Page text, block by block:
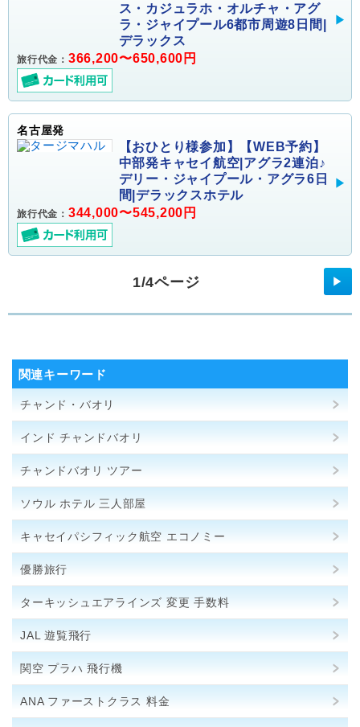
ス・カジュラホ・オルチャ・アグ
ラ・ジャイプール6都市周遊8日間|
デラックス
旅行代金： 366,200〜650,600円
名古屋発
【おひとり様参加】【WEB予約】
中部発キャセイ航空|アグラ2連泊♪
デリー・ジャイプール・アグラ6日
間|デラックスホテル
旅行代金： 344,000〜545,200円
1/4ページ ▶
関連キーワード
チャンド・バオリ
インド チャンドバオリ
チャンドバオリ ツアー
ソウル ホテル 三人部屋
キャセイパシフィック航空 エコノミー
優勝旅行
ターキッシュエアラインズ 変更 手数料
JAL 遊覧飛行
関空 プラハ 飛行機
ANA ファーストクラス 料金